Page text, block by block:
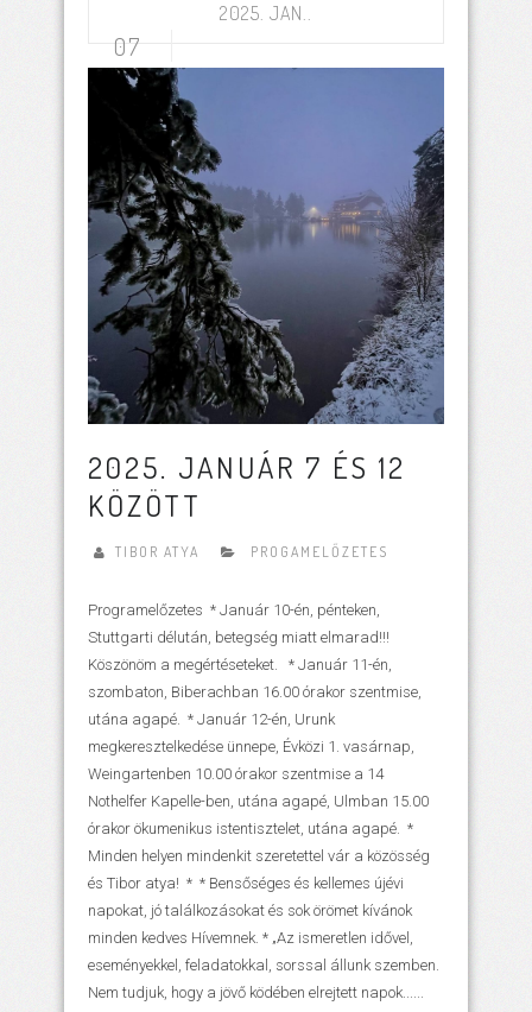
2025. JAN..
07
2025. JANUÁR 7 ÉS 12
KÖZÖTT
TIBOR ATYA PROGAMELŐZETES
Programelőzetes * Január 10-én, pénteken,
Stuttgarti délután, betegség miatt elmarad!!!
Köszönöm a megértéseteket. * Január 11-én,
szombaton, Biberachban 16.00 órakor szentmise,
utána agapé. * Január 12-én, Urunk
megkeresztelkedése ünnepe, Évközi 1. vasárnap,
Weingartenben 10.00 órakor szentmise a 14
Nothelfer Kapelle-ben, utána agapé, Ulmban 15.00
órakor ökumenikus istentisztelet, utána agapé. *
Minden helyen mindenkit szeretettel vár a közösség
és Tibor atya! * * Bensőséges és kellemes újévi
napokat, jó találkozásokat és sok örömet kívánok
minden kedves Hívemnek. * „Az ismeretlen idővel,
eseményekkel, feladatokkal, sorssal állunk szemben.
Nem tudjuk, hogy a jövő ködében elrejtett napok......